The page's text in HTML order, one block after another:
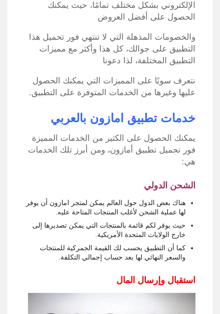
الإلكتروني بشكل مختلف تمامًا، حيث يمكنك
الحصول على أفضل العروض
والخصومات المذهلة التي لا تنتهي فور تحميل هذا
التطبيق على جوالك، كل هذا وأكثر مع مميزات
التطبيق المختلفة، لذا دعونا
نتعرف سويًا على المميزات التي يمكنك الحصول
عليها وغيرها من الخدمات المتوفرة على التطبيق.
خدمات تطبيق امازون بالعربي
يمكنك الحصول على الكثير من الخدمات المميزة
فور تحميل تطبيق أمازون، ومن أبرز تلك الخدمات
هي:
الشحن الدولي
هناك بعض الدول حول العالم يمكن لمتجر امازون أن يوفر
لها عملية الشحن لأغلب المنتجات المتاحة عليه.
حيث يوفر لكم قائمة بالمنتجات التي يمكن تصديرها إلى
خارج الولايات المتحدة الأمريكية.
كما أن التطبيق يحسب لك القيمة الجمركية للمنتجات
والسعر النهائي لها بعد حساب إجمالي التكلفة.
استقبال وإرسال المال